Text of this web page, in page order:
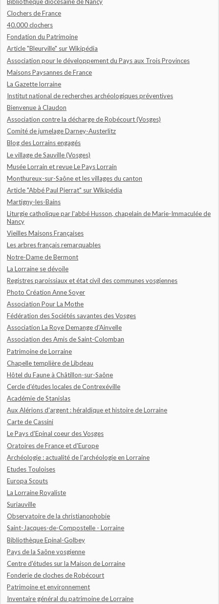
Clochers de France
40.000 clochers
Fondation du Patrimoine
Article "Bleurville" sur Wikipédia
Association pour le développement du Pays aux Trois Provinces
Maisons Paysannes de France
La Gazette lorraine
Institut national de recherches archéologiques préventives
Bienvenue à Claudon
Association contre la décharge de Robécourt (Vosges)
Comité de jumelage Darney-Austerlitz
Blog des Lorrains engagés
Le village de Sauville (Vosges)
Musée Lorrain et revue Le Pays Lorrain
Monthureux-sur-Saône et les villages du canton
Article "Abbé Paul Pierrat" sur Wikipédia
Martigny-les-Bains
Liturgie catholique par l'abbé Husson, chapelain de Marie-Immaculée de
Nancy
Vieilles Maisons Françaises
Les arbres français remarquables
Notre-Dame de Bermont
La Lorraine se dévoile
Registres paroissiaux et état civil des communes vosgiennes
Photo Création Anne Soyer
Association Pour La Mothe
Fédération des Sociétés savantes des Vosges
Association La Roye Demange d'Ainvelle
Association des Amis de Saint-Colomban
Patrimoine de Lorraine
Chapelle templière de Libdeau
Hôtel du Faune à Châtillon-sur-Saône
Cercle d'études locales de Contrexéville
Académie de Stanislas
Aux Alérions d'argent : héraldique et histoire de Lorraine
Carte de Cassini
Le Pays d'Epinal coeur des Vosges
Oratoires de France et d'Europe
Archéologie : actualité de l'archéologie en Lorraine
Etudes Touloises
Europa Scouts
La Lorraine Royaliste
Suriauville
Observatoire de la christianophobie
Saint-Jacques-de-Compostelle - Lorraine
Bibliothèque Epinal-Golbey
Pays de la Saône vosgienne
Centre d'études sur la Maison de Lorraine
Fonderie de cloches de Robécourt
Patrimoine et environnement
Inventaire général du patrimoine de Lorraine